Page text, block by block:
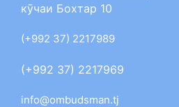
кӯчаи Бохтар 10
(+992 37) 2217989
(+992 37) 2217969
info@ombudsman.tj